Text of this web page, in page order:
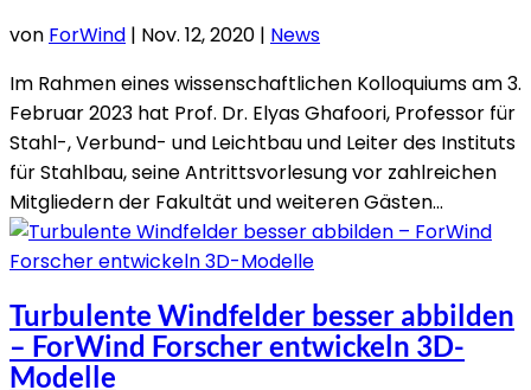
von ForWind | Nov. 12, 2020 | News
Im Rahmen eines wissenschaftlichen Kolloquiums am 3.
Februar 2023 hat Prof. Dr. Elyas Ghafoori, Professor für
Stahl-, Verbund- und Leichtbau und Leiter des Instituts
für Stahlbau, seine Antrittsvorlesung vor zahlreichen
Mitgliedern der Fakultät und weiteren Gästen...
Turbulente Windfelder besser abbilden
– ForWind Forscher entwickeln 3D-
Modelle